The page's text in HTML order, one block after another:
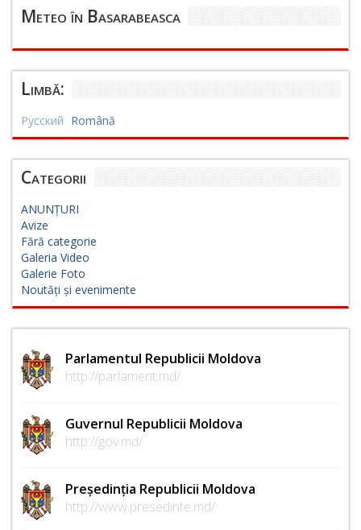
Meteo în Basarabeasca
Limbă:
Русский Română
Categorii
ANUNȚURI
Avize
Fără categorie
Galeria Video
Galerie Foto
Noutăți și evenimente
Parlamentul Republicii Moldova
http://parlament.md/
Guvernul Republicii Moldova
http://gov.md/
Președinția Republicii Moldova
http://www.presedinte.md/